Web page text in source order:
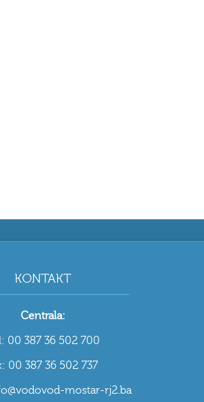
KONTAKT
Centrala:
00 387 36 502 700
00 387 36 502 737
mostar-rj2.ba